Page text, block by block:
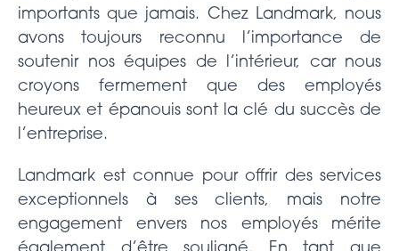
importants que jamais. Chez Landmark, nous
avons toujours reconnu l’importance de
soutenir nos équipes de l’intérieur, car nous
croyons fermement que des employés
heureux et épanouis sont la clé du succès de
l’entreprise.
Landmark est connue pour offrir des services
exceptionnels à ses clients, mais notre
engagement envers nos employés mérite